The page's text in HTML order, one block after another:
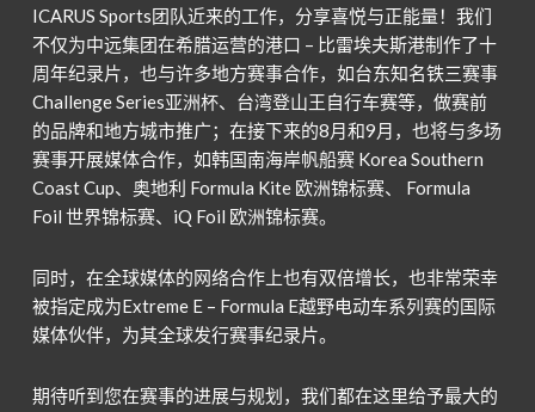
ICARUS Sports团队近来的工作，分享喜悦与正能量！我们
不仅为中远集团在希腊运营的港口 – 比雷埃夫斯港制作了十
周年纪录片，也与许多地方赛事合作，如台东知名铁三赛事
Challenge Series亚洲杯、台湾登山王自行车赛等，做赛前
的品牌和地方城市推广；在接下来的8月和9月，也将与多场
赛事开展媒体合作，如韩国南海岸帆船赛 Korea Southern
Coast Cup、奥地利 Formula Kite 欧洲锦标赛、 Formula
Foil 世界锦标赛、iQ Foil 欧洲锦标赛。
同时，在全球媒体的网络合作上也有双倍增长，也非常荣幸
被指定成为Extreme E – Formula E越野电动车系列赛的国际
媒体伙伴，为其全球发行赛事纪录片。
期待听到您在赛事的进展与规划，我们都在这里给予最大的